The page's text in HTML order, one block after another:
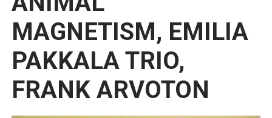
MAGNETISM, EMILIA
PAKKALA TRIO,
FRANK ARVOTON